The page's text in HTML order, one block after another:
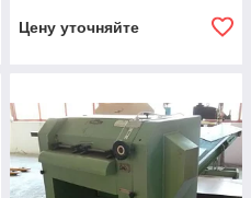
Цену уточняйте